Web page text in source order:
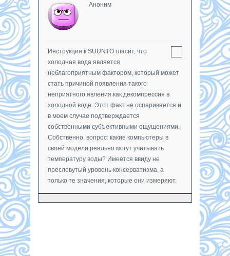
Аноним
Инструкция к SUUNTO гласит, что
холодная вода является
неблагоприятным фактором, который может
стать причиной появления такого
неприятного явления как декомпрессия в
холодной воде. Этот факт не оспаривается и
в моем случае подтверждается
собственными субъективными ощущениями.
Собственно, вопрос: какие компьютеры в
своей модели реально могут учитывать
температуру воды? Имеется ввиду не
пресловутый уровень консерватизма, а
только те значения, которые они измеряют.